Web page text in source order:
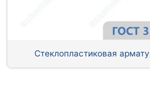
Стеклопластиковая